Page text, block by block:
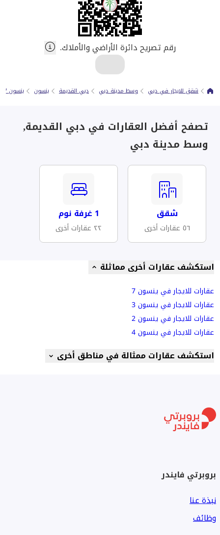
رقم تصريح دائرة الأراضي والأملاك.
شقق للايجار في دبي وسط مدينة دبي دبي القديمة ينسون ينسون 7
تصفح أفضل العقارات في دبي القديمة,
وسط مدينة دبي
شقق
٥٦ عقارات أخرى
1 غرفة نوم
٢٢ عقارات أخرى
استكشف عقارات أخرى مماثلة
عقارات للايجار في ينسون 7
عقارات للايجار في ينسون 3
عقارات للايجار في ينسون 2
عقارات للايجار في ينسون 4
استكشف عقارات ممثالة في مناطق أخرى
بروبرتي فايندر
نبذة عنا
وظائف